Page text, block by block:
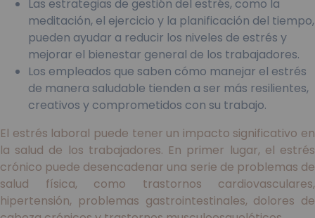
Las estrategias de gestión del estrés, como la
meditación, el ejercicio y la planificación del tiempo,
pueden ayudar a reducir los niveles de estrés y
mejorar el bienestar general de los trabajadores.
Los empleados que saben cómo manejar el estrés
de manera saludable tienden a ser más resilientes,
creativos y comprometidos con su trabajo.
El estrés laboral puede tener un impacto significativo en
la salud de los trabajadores. En primer lugar, el estrés
crónico puede desencadenar una serie de problemas de
salud física, como trastornos cardiovasculares,
hipertensión, problemas gastrointestinales, dolores de